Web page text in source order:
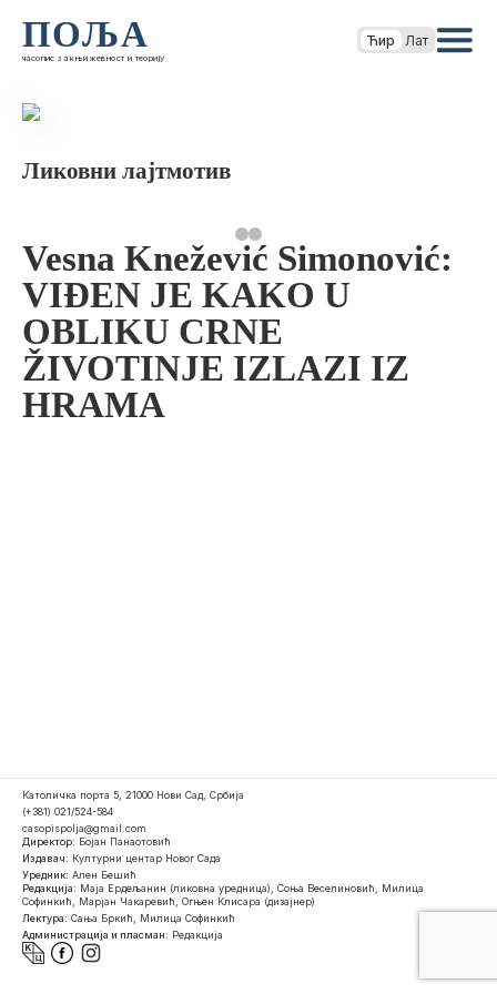
ПОЉА
часопис за књижевност и теорију
Ћир Лат
Ликовни лајтмотив
Vesna Knežević Simonović:
VIĐEN JE KAKO U
OBLIKU CRNE
ŽIVOTINJE IZLAZI IZ
HRAMA
Католичка порта 5, 21000 Нови Сад, Србија
(+381) 021/524-584
casopispolja@gmail.com
Директор: Бојан Панаотовић
Издавач: Културни центар Новог Сада
Уредник: Ален Бешић
Редакција: Маја Ердељанин (ликовна уредница), Соња Веселиновић, Милица
Софинкић, Марјан Чакаревић, Огњен Клисара (дизајнер)
Лектура: Сања Бркић, Милица Софинкић
Администрација и пласман: Редакција